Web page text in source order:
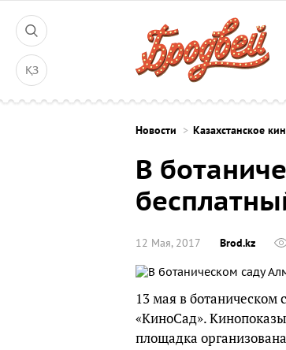
ҚЗ
Новости Казахстанское
В
12 Мая, 2017 Brod.kz
13 мая в ботаническом
«КиноСад».
площадка